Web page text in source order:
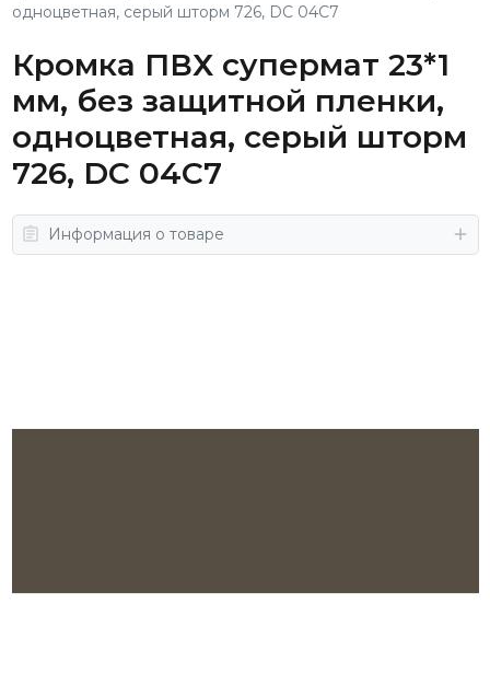
одноцветная, серый шторм 726, DC 04C7
Кромка ПВХ супермат 23*1
мм, без защитной пленки,
одноцветная, серый шторм
726, DC 04C7
Информация о товаре